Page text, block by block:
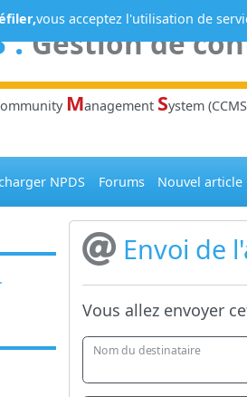
:Gestion de
ommunity Management System
NPDS Forums Nouvel article
Envoi de
Vous allez envoyer
Nom du destinataire
vous acceptez l'utilisation de